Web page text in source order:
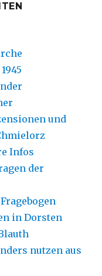
und
Infos
der
in Dorsten
nutzen aus